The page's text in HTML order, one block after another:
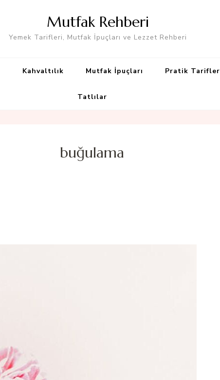
Mutfak Rehberi
Yemek Tarifleri, Mutfak İpuçları ve Lezzet Rehberi
Kahvaltılık Mutfak İpuçları Pratik Tarifler
Tatlılar
buğulama